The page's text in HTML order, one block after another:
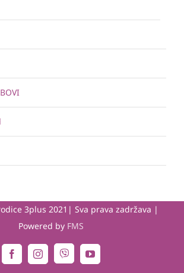
3plus 2021| Sva prava zadržava |
Powered by FMS
FacebookInstagramViber YouTube